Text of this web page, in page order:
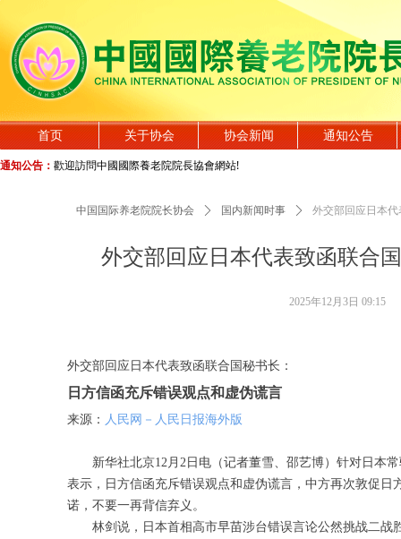
首页 关于协会 协会新闻 通知公告
通知公告： 歡迎訪問中國國際養老院院長協會網站!
外交部回应日本代表致函联合
中国国际养老院院长协会 ꄲ 国内新闻时事 ꄲ 外交部回应日本
外交部回应日本代表致函联合国秘书长：
日方信函充斥错误观点和虚伪谎言
来源： 人民网－人民日报海外版
新华社北京12月2日电（记者董雪、邵艺博）针对日本常
表示，日方信函充斥错误观点和虚伪谎言，中方再次敦促
诺，不要一再背信弃义。
林剑说，日本首相高市早苗涉台错误言论公然挑战二战
2025年12月3日 09:15